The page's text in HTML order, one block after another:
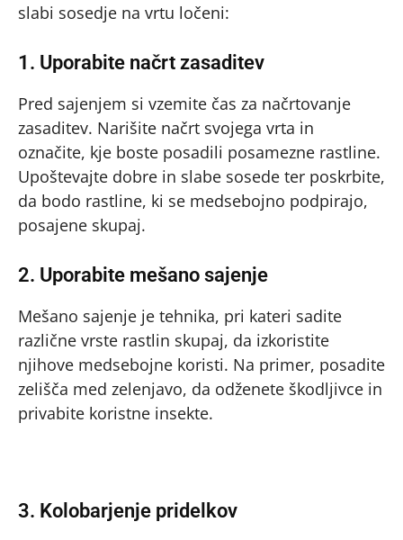
slabi sosedje na vrtu ločeni:
1. Uporabite načrt zasaditev
Pred sajenjem si vzemite čas za načrtovanje
zasaditev. Narišite načrt svojega vrta in
označite, kje boste posadili posamezne rastline.
Upoštevajte dobre in slabe sosede ter poskrbite,
da bodo rastline, ki se medsebojno podpirajo,
posajene skupaj.
2. Uporabite mešano sajenje
Mešano sajenje je tehnika, pri kateri sadite
različne vrste rastlin skupaj, da izkoristite
njihove medsebojne koristi. Na primer, posadite
zelišča med zelenjavo, da odženete škodljivce in
privabite koristne insekte.
3. Kolobarjenje pridelkov